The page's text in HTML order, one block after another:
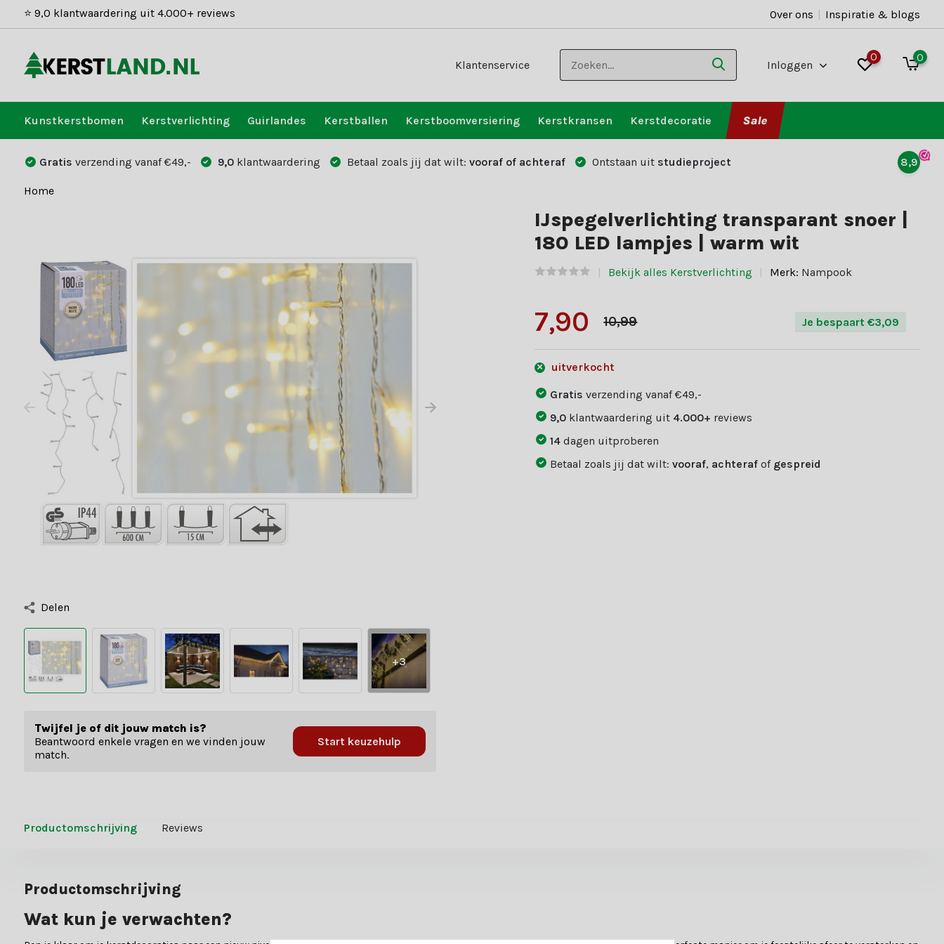
⭐ 9,0 klantwaardering uit 4.000+ reviews Over ons | Inspiratie & blogs
Klantenservice Inloggen
0 0
Kunstkerstbomen Kerstverlichting Guirlandes Kerstballen Kerstboomversiering Kerstkransen Kerstdecoratie Sale
Gratis verzending vanaf €49,- 9,0 klantwaardering Betaal zoals jij dat wilt: vooraf of achteraf Ontstaan uit studieproject 8,9
Home
Delen
+3
Twijfel je of dit jouw match is?
Beantwoord enkele vragen en we vinden jouw
match.
Start keuzehulp
IJspegelverlichting transparant snoer |
180 LED lampjes | warm wit
Bekijk alles Kerstverlichting Merk: Nampook
7,90 10,99 Je bespaart €3,09
uitverkocht
Gratisverzending vanaf €49,-
9,0 klantwaardering uit 4.000+ reviews
14dagen uitproberen
Betaal zoals jij dat wilt:vooraf, achteraf of gespreid
Productomschrijving Reviews
Productomschrijving
Wat kun je verwachten?